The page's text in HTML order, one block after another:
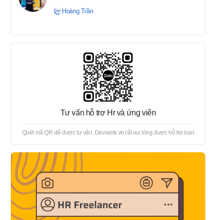
tuyển → Offer → Thủ tục
Hoàng Trần
Tư vấn hỗ trợ Hr và ứng viên
Quét mã QR để được tư vấn, Devwork.vn rất vui lòng được hỗ trợ bạn